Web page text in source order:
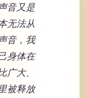
音又是
无法从
音，我
身体在
大、
被释放